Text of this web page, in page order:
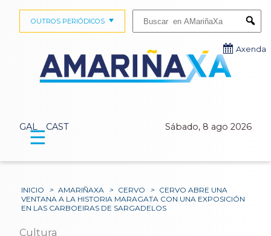
GAL CAST Sábado, 8 ago 2026
OUTROS PERIÓDICOS
Axenda
☰
INICIO > AMARIÑAXA > CERVO > CERVO ABRE UNA
VENTANA A LA HISTORIA MARAGATA CON UNA EXPOSICIÓN
EN LAS CARBOEIRAS DE SARGADELOS
Cultura